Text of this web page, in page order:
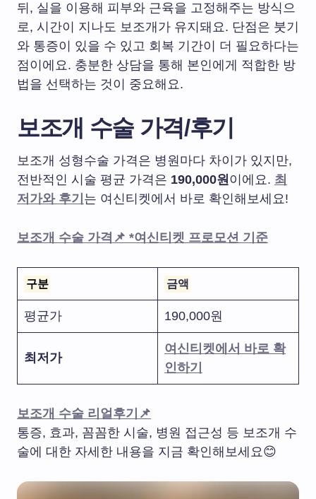
뒤, 실을 이용해 피부와 근육을 고정해주는 방식으
로, 시간이 지나도 보조개가 유지돼요. 단점은 붓기
와 통증이 있을 수 있고 회복 기간이 더 필요하다는
점이에요. 충분한 상담을 통해 본인에게 적합한 방
법을 선택하는 것이 중요해요.
보조개 수술 가격/후기
보조개 성형수술 가격은 병원마다 차이가 있지만,
전반적인 시술 평균 가격은 190,000원이에요. 최
저가와 후기 는 여신티켓에서 바로 확인해보세요!
보조개 수술 가격📌 *여신티켓 프로모션 기준
구분 금액
평균가 190,000원
최저가
여신티켓에서 바로 확
인하기
보조개 수술 리얼후기📌
통증, 효과, 꼼꼼한 시술, 병원 접근성 등 보조개 수
술에 대한 자세한 내용을 지금 확인해보세요😊